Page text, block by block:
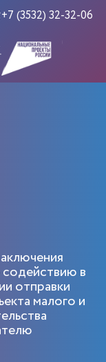
+7 (3532) 32-32-06
содействию в
отправки
малого и